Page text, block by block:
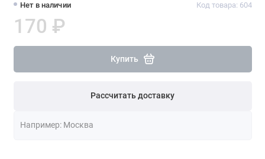
Нет в наличии Код товара: 604
170 ₽
Купить
Рассчитать доставку